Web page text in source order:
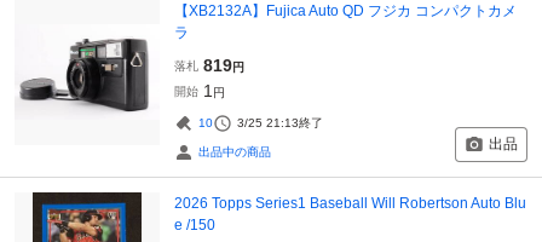
【XB2132A】Fujica Auto QD フジカ コンパクトカメ
ラ
落札 819円
開始 1 円
10 3/25 21:13終了
出品中の商品 出品
2026 Topps Series1 Baseball Will Robertson Auto Blu
e /150